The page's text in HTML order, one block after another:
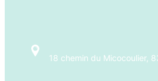
18 chemin du Micocoulier,